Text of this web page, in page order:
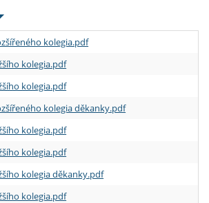
kolegia.pdf
kolegia.pdf
kolegia.pdf
kolegia děkanky.pdf
kolegia.pdf
kolegia.pdf
kolegia děkanky.pdf
kolegia.pdf